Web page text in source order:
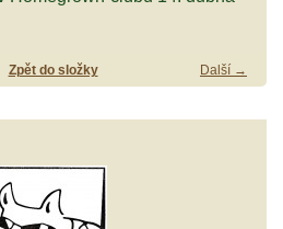
Další →
Zpět do složky